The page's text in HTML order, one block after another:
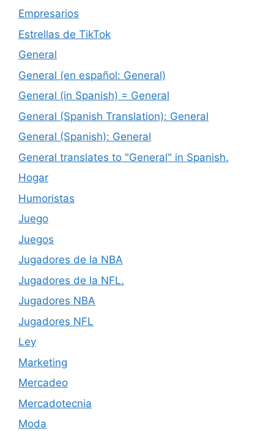
Empresarios
Estrellas de TikTok
General
General (en español: General)
General (in Spanish) = General
General (Spanish Translation): General
General (Spanish): General
General translates to "General" in Spanish.
Hogar
Humoristas
Juego
Juegos
Jugadores de la NBA
Jugadores de la NFL.
Jugadores NBA
Jugadores NFL
Ley
Marketing
Mercadeo
Mercadotecnia
Moda